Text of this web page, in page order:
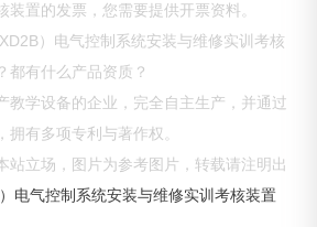
装置的发票，您需要提供开票资料。
）电气控制系统安装与维修实训考核
都有什么产品资质？
教学设备的企业，完全自主生产，并通过
有多项专利与著作权。
站立场，图片为参考图片，转载请注明出
电气控制系统安装与维修实训考核装置